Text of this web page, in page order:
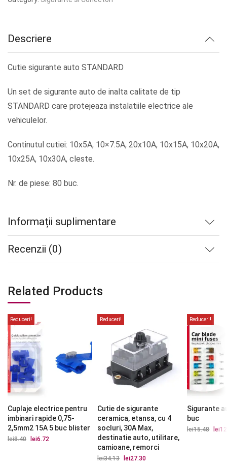
Descriere
Cutie sigurante auto STANDARD
Un set de sigurante auto de inalta calitate de tip
STANDARD care protejeaza instalatiile electrice ale
vehiculelor.
Continutul cutiei: 10x5A, 10×7.5A, 20x10A, 10x15A, 10x20A,
10x25A, 10x30A, cleste.
Nr. de piese: 80 buc.
Informații suplimentare
Recenzii (0)
Related Products
Reduceri!
Cuplaje electrice pentru
imbinari rapide 0,75-
2,5mm2 15A 5 buc blister
lei8.40
Prețul
lei6.72
Reduceri!
Cutie de sigurante
ceramica, etansa, cu 4
socluri, 30A Max,
destinatie auto, utilitare,
camioane, remorci
lei34.13
Prețul
lei27.30
Reduceri!
Sigurante
buc
lei15.48 lei